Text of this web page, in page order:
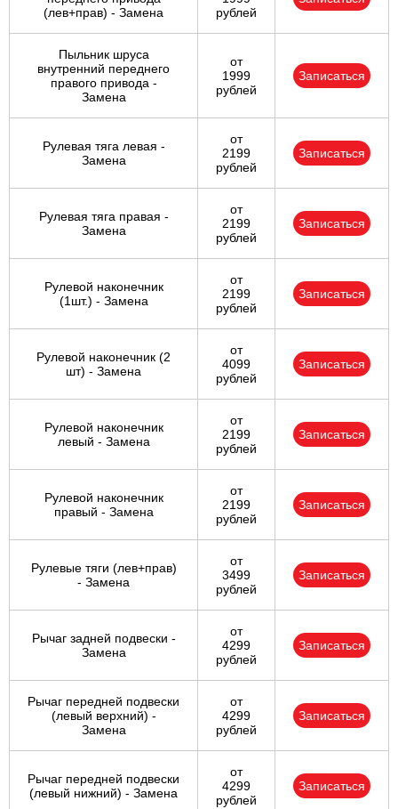
(лев+прав) - Замена
рублей
Пыльник шруса
внутренний переднего
правого привода -
Замена
от
1999
рублей
Записаться
Рулевая тяга левая -
Замена
от
2199
рублей
Записаться
Рулевая тяга правая -
Замена
от
2199
рублей
Записаться
Рулевой наконечник
(1шт.) - Замена
от
2199
рублей
Записаться
Рулевой наконечник (2
шт) - Замена
от
4099
рублей
Записаться
Рулевой наконечник
левый - Замена
от
2199
рублей
Записаться
Рулевой наконечник
правый - Замена
от
2199
рублей
Записаться
Рулевые тяги (лев+прав)
- Замена
от
3499
рублей
Записаться
Рычаг задней подвески -
Замена
от
4299
рублей
Записаться
Рычаг передней подвески
(левый верхний) -
Замена
от
4299
рублей
Записаться
Рычаг передней подвески
(левый нижний) - Замена
от
4299
рублей
Записаться